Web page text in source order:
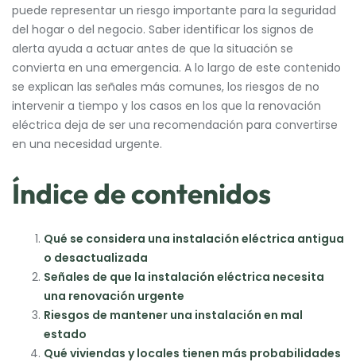
puede representar un riesgo importante para la seguridad
del hogar o del negocio. Saber identificar los signos de
alerta ayuda a actuar antes de que la situación se
convierta en una emergencia. A lo largo de este contenido
se explican las señales más comunes, los riesgos de no
intervenir a tiempo y los casos en los que la renovación
eléctrica deja de ser una recomendación para convertirse
en una necesidad urgente.
Índice de contenidos
Qué se considera una instalación eléctrica antigua
o desactualizada
Señales de que la instalación eléctrica necesita
una renovación urgente
Riesgos de mantener una instalación en mal
estado
Qué viviendas y locales tienen más probabilidades